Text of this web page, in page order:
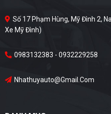
Số 17 Phạm Hùng, Mỹ Đình 2,
Xe Mỹ Đình)
0983132383 - 0932229258
Nhathuyauto@gmail.com